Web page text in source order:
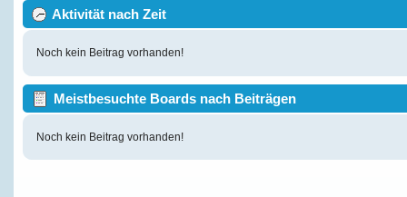
Aktivität nach Zeit
Noch kein Beitrag vorhanden!
Meistbesuchte Boards nach Beiträgen
Noch kein Beitrag vorhanden!